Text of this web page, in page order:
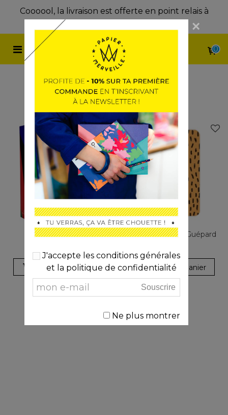
Coooool, la livraison est offerte en point relais à
0
JOLIE PAPETERIE
LE BOOK OXYGEN
Ajouter Au Panier
Cahier spirale A5 - Guépard
Ajouter Au Panier
×
J'accepte les conditions générales
et la politique de confidentialité
Souscrire
Ne plus montrer